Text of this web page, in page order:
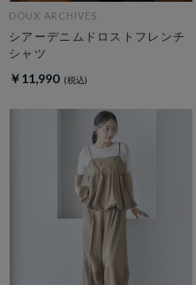
DOUX ARCHIVES
シアーデニムドロストフレンチ
シャツ
￥11,990